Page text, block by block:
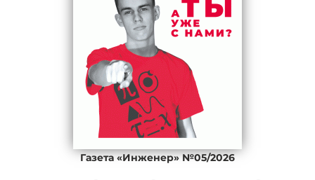
Газета «Инженер» №05/2026